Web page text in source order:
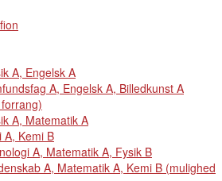
A, Engelsk A
A, Engelsk A, Billedkunst A
A, Matematik A
A, Kemi B
A, Matematik A, Fysik B
A, Matematik A, Kemi B (mulighed